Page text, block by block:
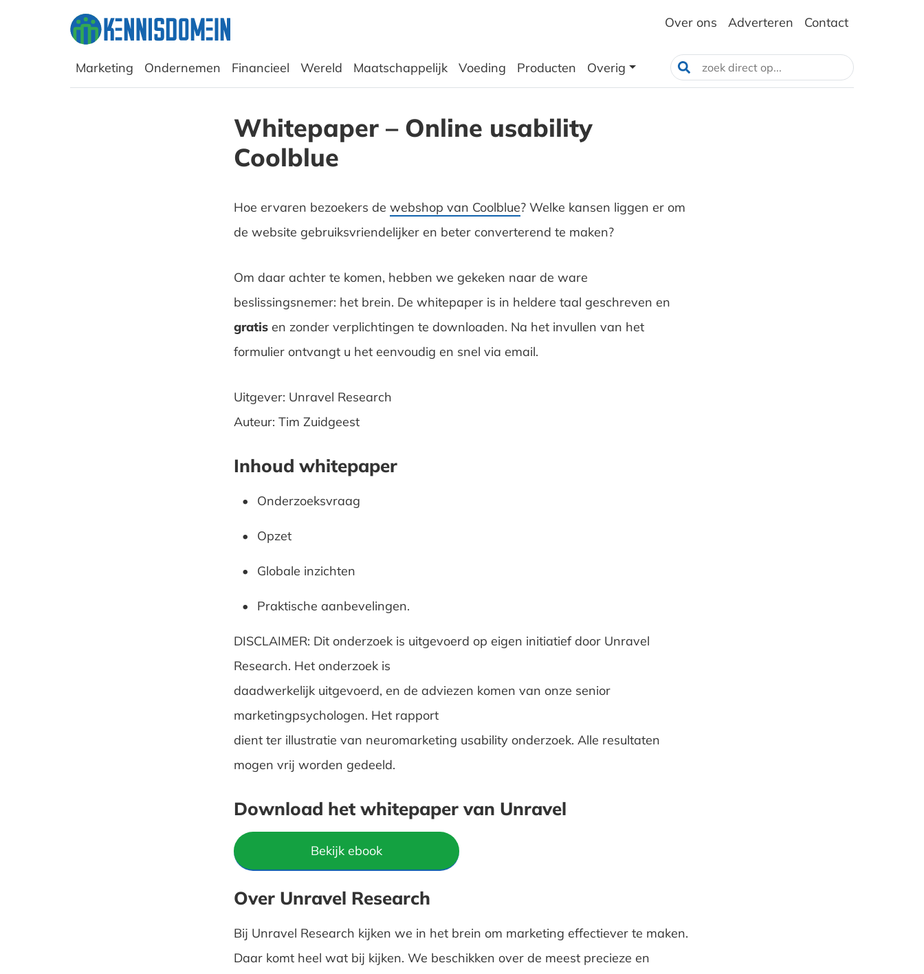
Over ons Adverteren Contact
Marketing Ondernemen Financieel Wereld Maatschappelijk Voeding Producten Overig
Whitepaper – Online usability
Coolblue
Hoe ervaren bezoekers de webshop van Coolblue? Welke kansen liggen er om
de website gebruiksvriendelijker en beter converterend te maken?
Om daar achter te komen, hebben we gekeken naar de ware
beslissingsnemer: het brein. De whitepaper is in heldere taal geschreven en
gratisen zonder verplichtingen te downloaden. Na het invullen van het
formulier ontvangt u het eenvoudig en snel via email.
Uitgever: Unravel Research
Auteur: Tim Zuidgeest
Inhoud whitepaper
Onderzoeksvraag
Opzet
Globale inzichten
Praktische aanbevelingen.
DISCLAIMER: Dit onderzoek is uitgevoerd op eigen initiatief door Unravel
Research. Het onderzoek is
daadwerkelijk uitgevoerd, en de adviezen komen van onze senior
marketingpsychologen. Het rapport
dient ter illustratie van neuromarketing usability onderzoek. Alle resultaten
mogen vrij worden gedeeld.
Download het whitepaper van Unravel
Bekijk ebook
Over Unravel Research
Bij Unravel Research kijken we in het brein om marketing effectiever te maken.
Daar komt heel wat bij kijken. We beschikken over de meest precieze en